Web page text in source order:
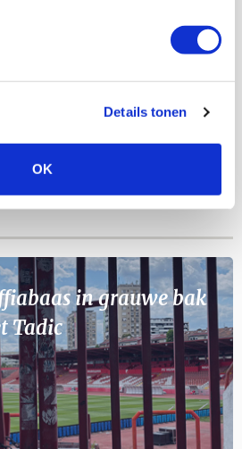
Details tonen
OK
ballenjongens/-meiden
in grauwe bak
Tadic